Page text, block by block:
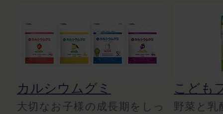
カルシウムグミ
大切なお子様の成長期をしっ
こども
野菜と乳